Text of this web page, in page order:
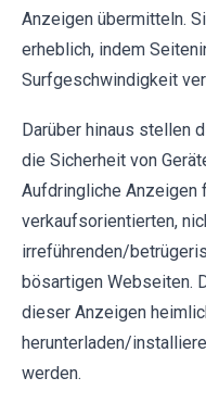
Anzeigen übermitteln.
erheblich, indem
Surfgeschwindigkeit
Darüber hinaus stellen
die Sicherheit von
Aufdringliche Anzeigen
verkaufsorientierten,
irreführenden/
bösartigen Webseiten.
dieser Anzeigen
herunterladen/
werden.